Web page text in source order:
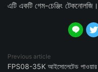
এটি একটি গেম-চেঞ্জিং টেকনোলজি।
 
Previous article
FPS08-35K আইসোলেটেড পাওয়ার